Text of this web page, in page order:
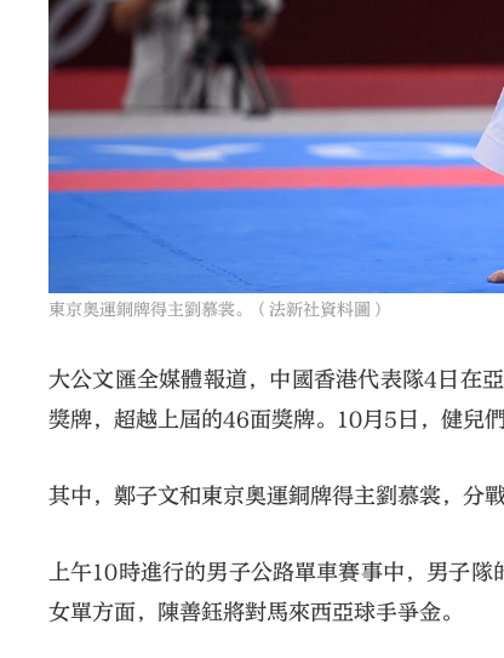
東京奧運銅牌得主劉慕裳。（法新社資料圖）
大公文匯全媒體報道，中國香港代表隊4日在
獎牌，超越上屆的46面獎牌。10月5日，健兒
其中，鄭子文和東京奧運銅牌得主劉慕裳，分
上午10時進行的男子公路單車賽事中，男子
女單方面，陳善鈺將對馬來西亞球手爭金。